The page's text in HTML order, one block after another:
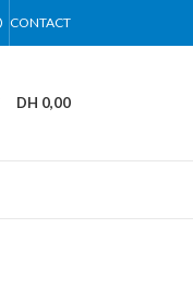
CONTACT
DH 0,00